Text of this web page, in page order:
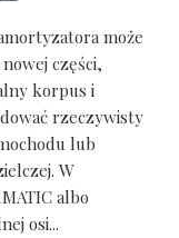
może
części,
korpus i
rzeczywisty
lub
W
albo
osi...